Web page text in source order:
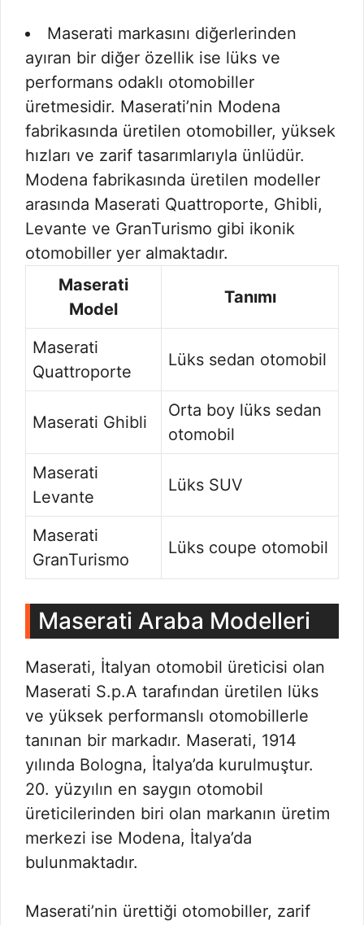
Maserati markasını diğerlerinden
ayıran bir diğer özellik ise lüks ve
performans odaklı otomobiller
üretmesidir. Maserati’nin Modena
fabrikasında üretilen otomobiller, yüksek
hızları ve zarif tasarımlarıyla ünlüdür.
Modena fabrikasında üretilen modeller
arasında Maserati Quattroporte, Ghibli,
Levante ve GranTurismo gibi ikonik
otomobiller yer almaktadır.
Maserati
Model
Tanımı
Maserati
Quattroporte
Lüks sedan otomobil
Maserati Ghibli
Orta boy lüks sedan
otomobil
Maserati
Levante
Lüks SUV
Maserati
GranTurismo
Lüks coupe otomobil
Maserati Araba Modelleri
Maserati, İtalyan otomobil üreticisi olan
Maserati S.p.A tarafından üretilen lüks
ve yüksek performanslı otomobillerle
tanınan bir markadır. Maserati, 1914
yılında Bologna, İtalya’da kurulmuştur.
20. yüzyılın en saygın otomobil
üreticilerinden biri olan markanın üretim
merkezi ise Modena, İtalya’da
bulunmaktadır.
Maserati’nin ürettiği otomobiller, zarif